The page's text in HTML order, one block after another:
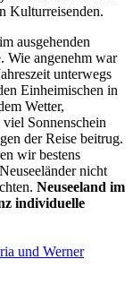
Kulturreisenden.
ausgehenden
Wie angenehm war
unterwegs
Einheimischen in
Wetter,
Sonnenschein
der Reise beitrug.
wir bestens
nicht
Neuseeland im
individuelle
und Werner